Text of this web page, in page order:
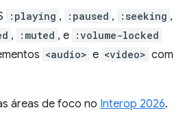
:playing , :paused , :seeking ,
, :muted , e :volume-locked
<audio> e <video> com
áreas de foco no Interop 2026.